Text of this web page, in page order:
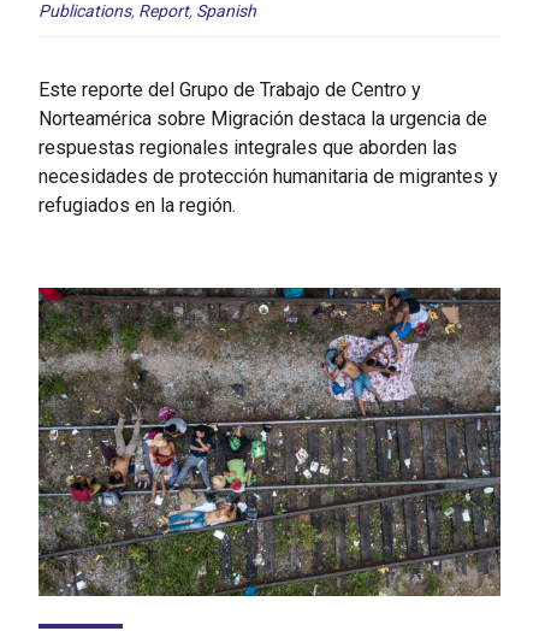
Publications, Report, Spanish
Este reporte del Grupo de Trabajo de Centro y
Norteamérica sobre Migración destaca la urgencia de
respuestas regionales integrales que aborden las
necesidades de protección humanitaria de migrantes y
refugiados en la región.